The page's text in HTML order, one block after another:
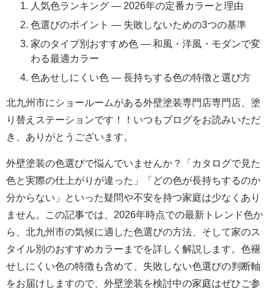
人気色ランキング — 2026年の定番カラーと理由
色選びのポイント — 失敗しないための3つの基準
家のタイプ別おすすめ色 — 和風・洋風・モダンで変
わる最適カラー
色あせしにくい色 — 長持ちする色の特徴と選び方
北九州市にショールームがある外壁塗装専門店専門店、塗
り替えステーションです！！いつもブログをお読みいただ
き、ありがとうございます。
外壁塗装の色選びで悩んでいませんか？「カタログで見た
色と実際の仕上がりが違った」「どの色が長持ちするのか
分からない」といった疑問や不安を持つ家庭は少なくあり
ません。この記事では、2026年時点での最新トレンド色か
ら、北九州市の気候に適した色選びの方法、そして家のス
タイル別のおすすめカラーまでを詳しく解説します。色褪
せしにくい色の特徴も含めて、失敗しない色選びの判断軸
をお届けしますので、外壁塗装を検討中の家庭はぜひご参